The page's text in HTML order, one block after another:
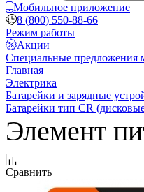
Мобильное приложение
8 (800) 550-88-66
Режим работы
Акции
Специальные предложения
Главная
Электрика
Батарейки и зарядные
Батарейки тип CR
Элемент
Сравнить